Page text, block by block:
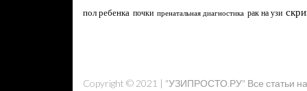
пол ребенка почки пренатальная диагностика рак на узи
Copyright © 2021 | "УЗИПРОСТО.РУ" Все статьи